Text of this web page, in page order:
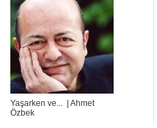
Yaşarken ve... | Ahmet
Özbek